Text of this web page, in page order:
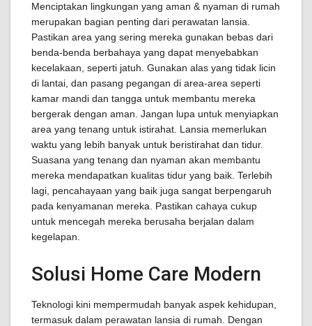
Menciptakan lingkungan yang aman & nyaman di rumah
merupakan bagian penting dari perawatan lansia.
Pastikan area yang sering mereka gunakan bebas dari
benda-benda berbahaya yang dapat menyebabkan
kecelakaan, seperti jatuh. Gunakan alas yang tidak licin
di lantai, dan pasang pegangan di area-area seperti
kamar mandi dan tangga untuk membantu mereka
bergerak dengan aman. Jangan lupa untuk menyiapkan
area yang tenang untuk istirahat. Lansia memerlukan
waktu yang lebih banyak untuk beristirahat dan tidur.
Suasana yang tenang dan nyaman akan membantu
mereka mendapatkan kualitas tidur yang baik. Terlebih
lagi, pencahayaan yang baik juga sangat berpengaruh
pada kenyamanan mereka. Pastikan cahaya cukup
untuk mencegah mereka berusaha berjalan dalam
kegelapan.
Solusi Home Care Modern
Teknologi kini mempermudah banyak aspek kehidupan,
termasuk dalam perawatan lansia di rumah. Dengan